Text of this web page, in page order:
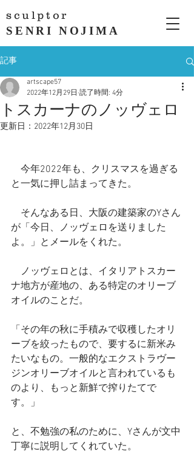
sculptor
SENRI NOJIMA
記事
トスカーナのノッヴェロ
artscape57
2022年12月29日 読了時間: 4分
更新日： 2022年12月30日
今年2022年も、クリスマスを過ぎる
と一気に押し詰まってきた。
そんなある日、大阪の建築家のYさん
が「今日、ノッヴェロを送りました
よ。」とメールをくれた。
ノッヴェロとは、イタリアトスカー
ナ地方が産地の、ある特定のオリーブ
オイルのことだ。
「その年の秋に手積みで収穫したオリ
ーブを絞ったもので、要するに新米み
たいなもの。一般的なエクストラヴー
ジンオリーブオイルと言われているも
のより、もっと新鮮で搾りたてで
す。」
と、不勉強の私のために、Yさんが文中
丁寧に説明してくれていた。